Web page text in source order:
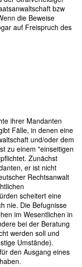
bzw
die Beweise
auf Freispruch des
ihrer Mandanten
Fälle, in denen eine
und/oder dem
zu einem "einseitigen
Zunächst
er ist nicht
Rechtsanwalt
scheitert eine
nie. Die Befugnisse
im Wesentlichen in
bei der Beratung
werden soll und
Umstände).
den Ausgang eines